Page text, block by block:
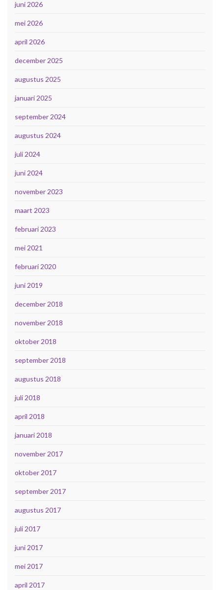
juni 2026
mei 2026
april 2026
december 2025
augustus 2025
januari 2025
september 2024
augustus 2024
juli 2024
juni 2024
november 2023
maart 2023
februari 2023
mei 2021
februari 2020
juni 2019
december 2018
november 2018
oktober 2018
september 2018
augustus 2018
juli 2018
april 2018
januari 2018
november 2017
oktober 2017
september 2017
augustus 2017
juli 2017
juni 2017
mei 2017
april 2017